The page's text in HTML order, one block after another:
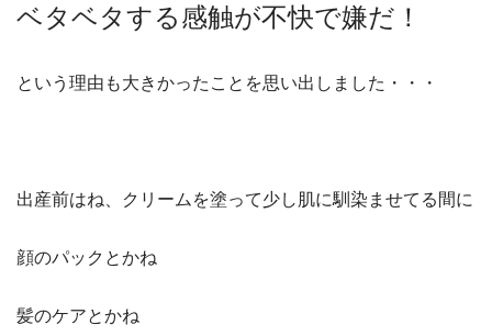
ベタベタする感触が不快で嫌だ！
という理由も大きかったことを思い出しました・・・
出産前はね、クリームを塗って少し肌に馴染ませてる間に
顔のパックとかね
髪のケアとかね